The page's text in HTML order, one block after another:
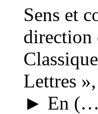
Sens et
direction
Lettres
► En